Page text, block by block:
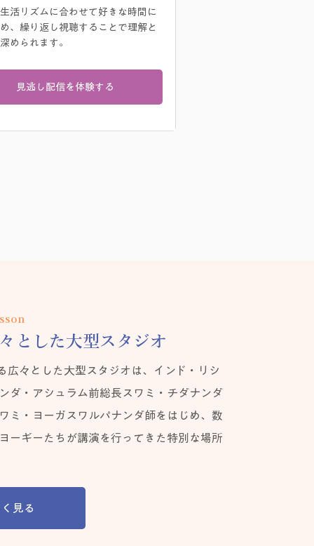
活リズムに合わせて好きな時間に
、繰り返し視聴することで理解と
められます。
見逃し配信を体験する
とした大型スタジオ
広々とした大型スタジオは、インド・リシ
ダ・アシュラム前総長スワミ・チダナンダ
ミ・ヨーガスワルパナンダ師をはじめ、数
ーギーたちが講演を行ってきた特別な場所
見る